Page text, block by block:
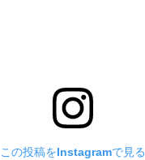
この投稿をInstagramで見る